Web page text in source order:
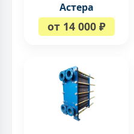
Астера
от 14 000 ₽